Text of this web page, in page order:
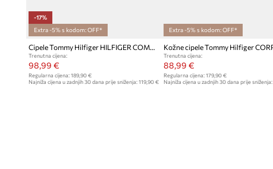
-17%
Extra -5% s kodom: OFF*
Cipele Tommy Hilfiger HILFIGER COMFORT LWT WRM MX BOOT
Trenutna cijena:
98,99 €
Regularna cijena: 189,90 €
Najniža cijena u zadnjih 30 dana prije sniženja: 119,90 €
Extra -5% s kodom: OFF*
Trenutna cijena:
88,99 €
Regularna cijena:179,90 €
Najniža cijena u zadnjih 30 dana prije sniženja: